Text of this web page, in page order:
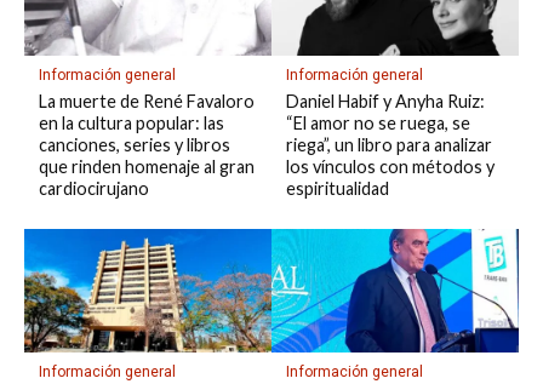
Información general
La muerte de René Favaloro
en la cultura popular: las
canciones, series y libros
que rinden homenaje al gran
cardiocirujano
Información general
Daniel Habif y Anyha Ruiz:
“El amor no se ruega, se
riega”, un libro para analizar
los vínculos con métodos y
espiritualidad
Información general Información general